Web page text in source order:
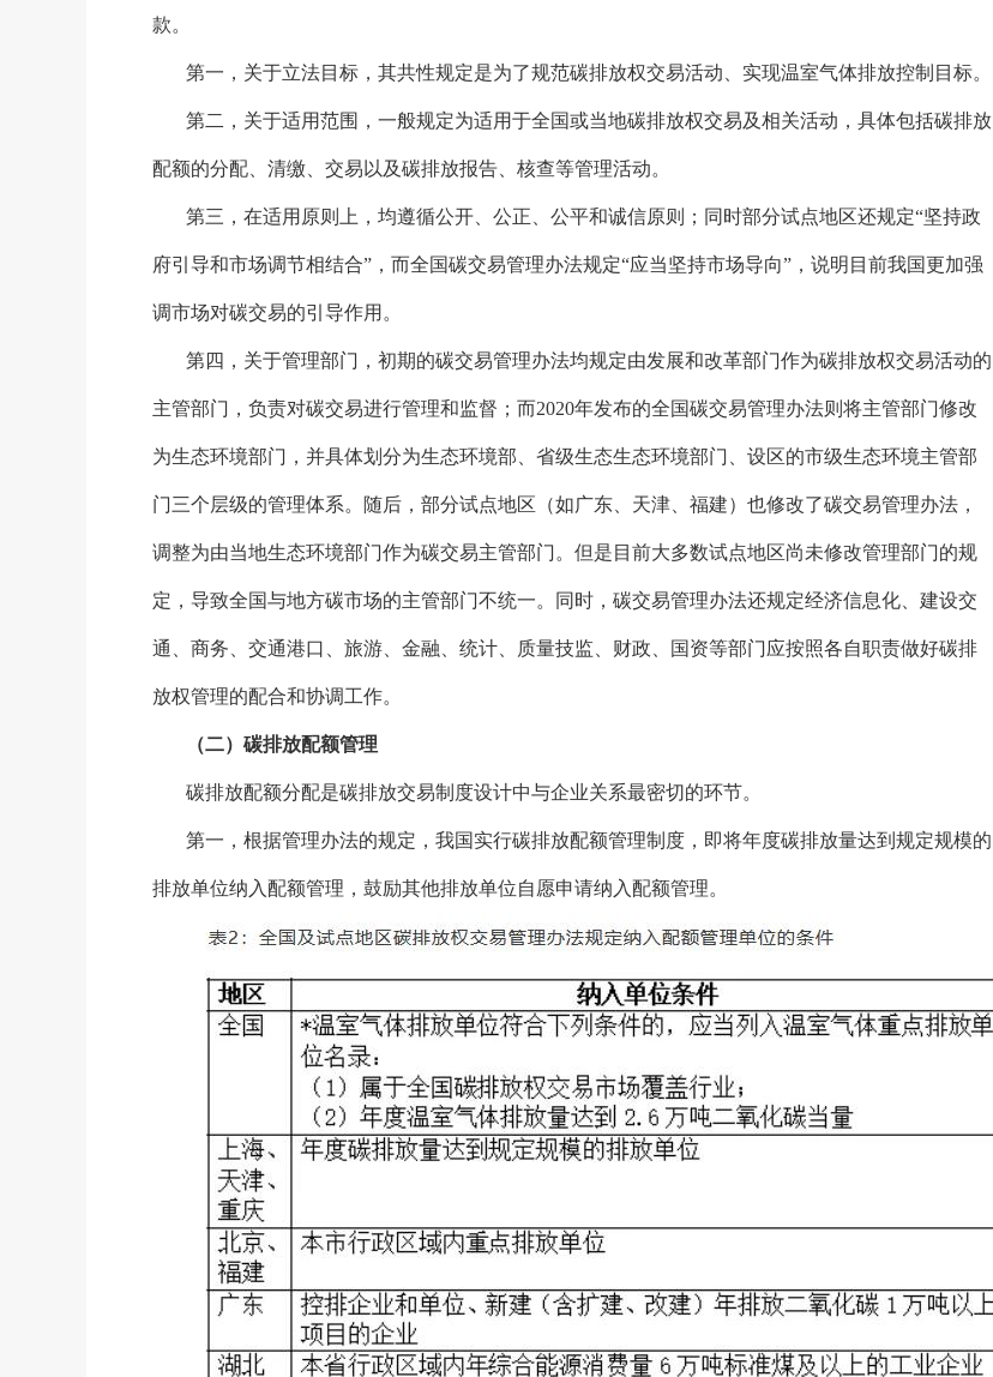
款。
第一，关于立法目标，其共性规定是为了规范碳排放权交易活动、实现温室气体排放控制目标。
第二，关于适用范围，一般规定为适用于全国或当地碳排放权交易及相关活动，具体包括碳排放
配额的分配、清缴、交易以及碳排放报告、核查等管理活动。
第三，在适用原则上，均遵循公开、公正、公平和诚信原则；同时部分试点地区还规定“坚持政
府引导和市场调节相结合”，而全国碳交易管理办法规定“应当坚持市场导向”，说明目前我国更加强
调市场对碳交易的引导作用。
第四，关于管理部门，初期的碳交易管理办法均规定由发展和改革部门作为碳排放权交易活动的
主管部门，负责对碳交易进行管理和监督；而2020年发布的全国碳交易管理办法则将主管部门修改
为生态环境部门，并具体划分为生态环境部、省级生态生态环境部门、设区的市级生态环境主管部
门三个层级的管理体系。随后，部分试点地区（如广东、天津、福建）也修改了碳交易管理办法，
调整为由当地生态环境部门作为碳交易主管部门。但是目前大多数试点地区尚未修改管理部门的规
定，导致全国与地方碳市场的主管部门不统一。同时，碳交易管理办法还规定经济信息化、建设交
通、商务、交通港口、旅游、金融、统计、质量技监、财政、国资等部门应按照各自职责做好碳排
放权管理的配合和协调工作。
（二）碳排放配额管理
碳排放配额分配是碳排放交易制度设计中与企业关系最密切的环节。
第一，根据管理办法的规定，我国实行碳排放配额管理制度，即将年度碳排放量达到规定规模的
排放单位纳入配额管理，鼓励其他排放单位自愿申请纳入配额管理。